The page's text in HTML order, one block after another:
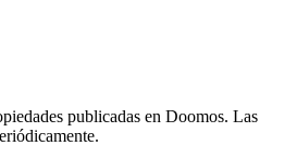
publicadas en Doomos. Las